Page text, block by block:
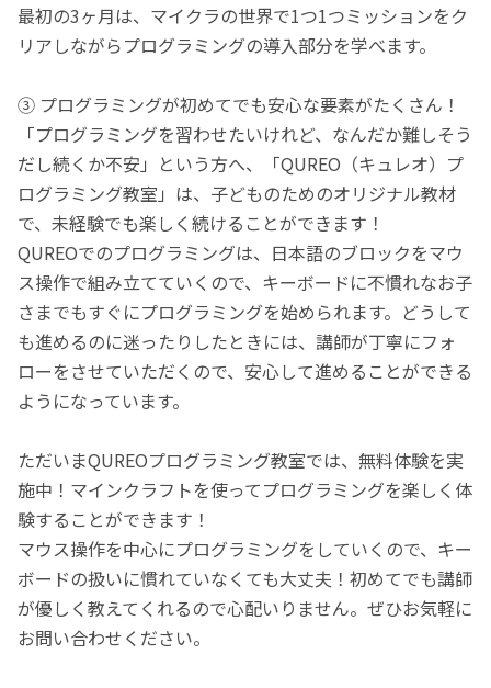
最初の3ヶ月は、マイクラの世界で1つ1つミッションをク
リアしながらプログラミングの導入部分を学べます。
③ プログラミングが初めてでも安心な要素がたくさん！
「プログラミングを習わせたいけれど、なんだか難しそう
だし続くか不安」という方へ、「QUREO（キュレオ）プ
ログラミング教室」は、子どものためのオリジナル教材
で、未経験でも楽しく続けることができます！
QUREOでのプログラミングは、日本語のブロックをマウ
ス操作で組み立てていくので、キーボードに不慣れなお子
さまでもすぐにプログラミングを始められます。どうして
も進めるのに迷ったりしたときには、講師が丁寧にフォ
ローをさせていただくので、安心して進めることができる
ようになっています。
ただいまQUREOプログラミング教室では、無料体験を実
施中！マインクラフトを使ってプログラミングを楽しく体
験することができます！
マウス操作を中心にプログラミングをしていくので、キー
ボードの扱いに慣れていなくても大丈夫！初めてでも講師
が優しく教えてくれるので心配いりません。ぜひお気軽に
お問い合わせください。